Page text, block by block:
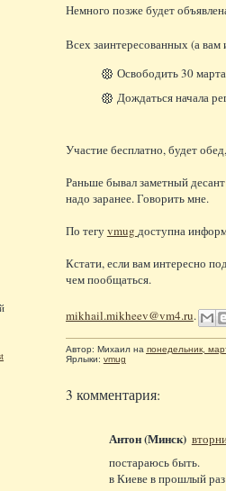
Немного позже будет
Всех заинтересованных (а
Освободить 30
Дождаться начала
Участие бесплатно, будет
Раньше бывал заметный
надо заранее. Говорить мне.
По тегуvmug доступна
Кстати, если вам интересно
чем пообщаться.
mikhail.mikheev@vm4.ru.
Автор: Михаил на понедельник,
Ярлыки: vmug
3 комментария:
Антон (Минск)
постараюсь быть.
в Киеве в прошлый